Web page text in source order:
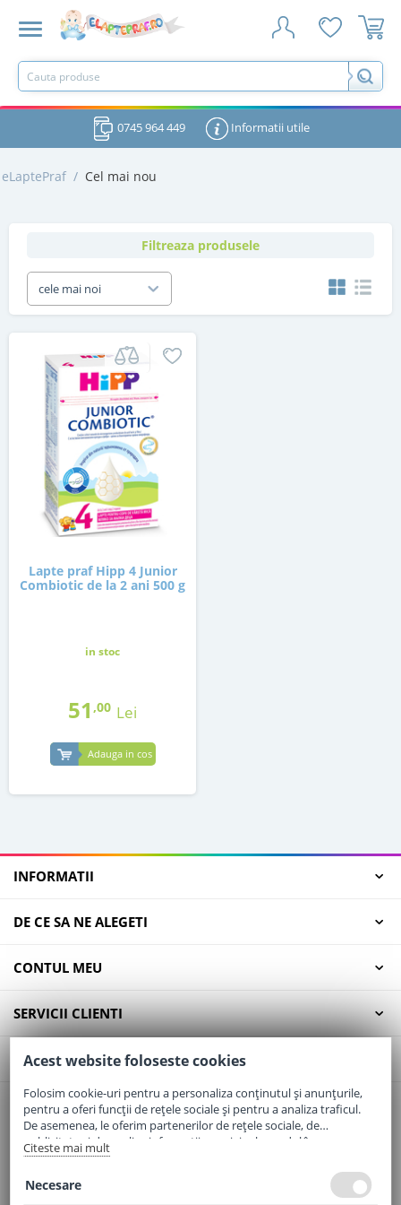
0745 964 449 Informatii utile
eLaptePraf / Cel mai nou
Filtreaza produsele
cele mai noi
Lapte praf Hipp 4 Junior
Combiotic de la 2 ani 500 g
in stoc
51 ,00 Lei
Adauga in cos
INFORMATII
DE CE SA NE ALEGETI
CONTUL MEU
SERVICII CLIENTI
CONTACT
Email:office@elaptepraf.ro
Telefon:0745-964-449
Adresa:Sos. Borsului, Nr. 20, Oradea, Jud. Bihor
Acest website foloseste cookies
Folosim cookie-uri pentru a personaliza conținutul și anunțurile,
pentru a oferi funcții de rețele sociale și pentru a analiza traficul.
De asemenea, le oferim partenerilor de rețele sociale, de
publicitate și de analize informații cu privire la modul în care
folosiți site-ul nostru. Aceștia le pot combina cu alte informații
Citeste mai mult
Necesare